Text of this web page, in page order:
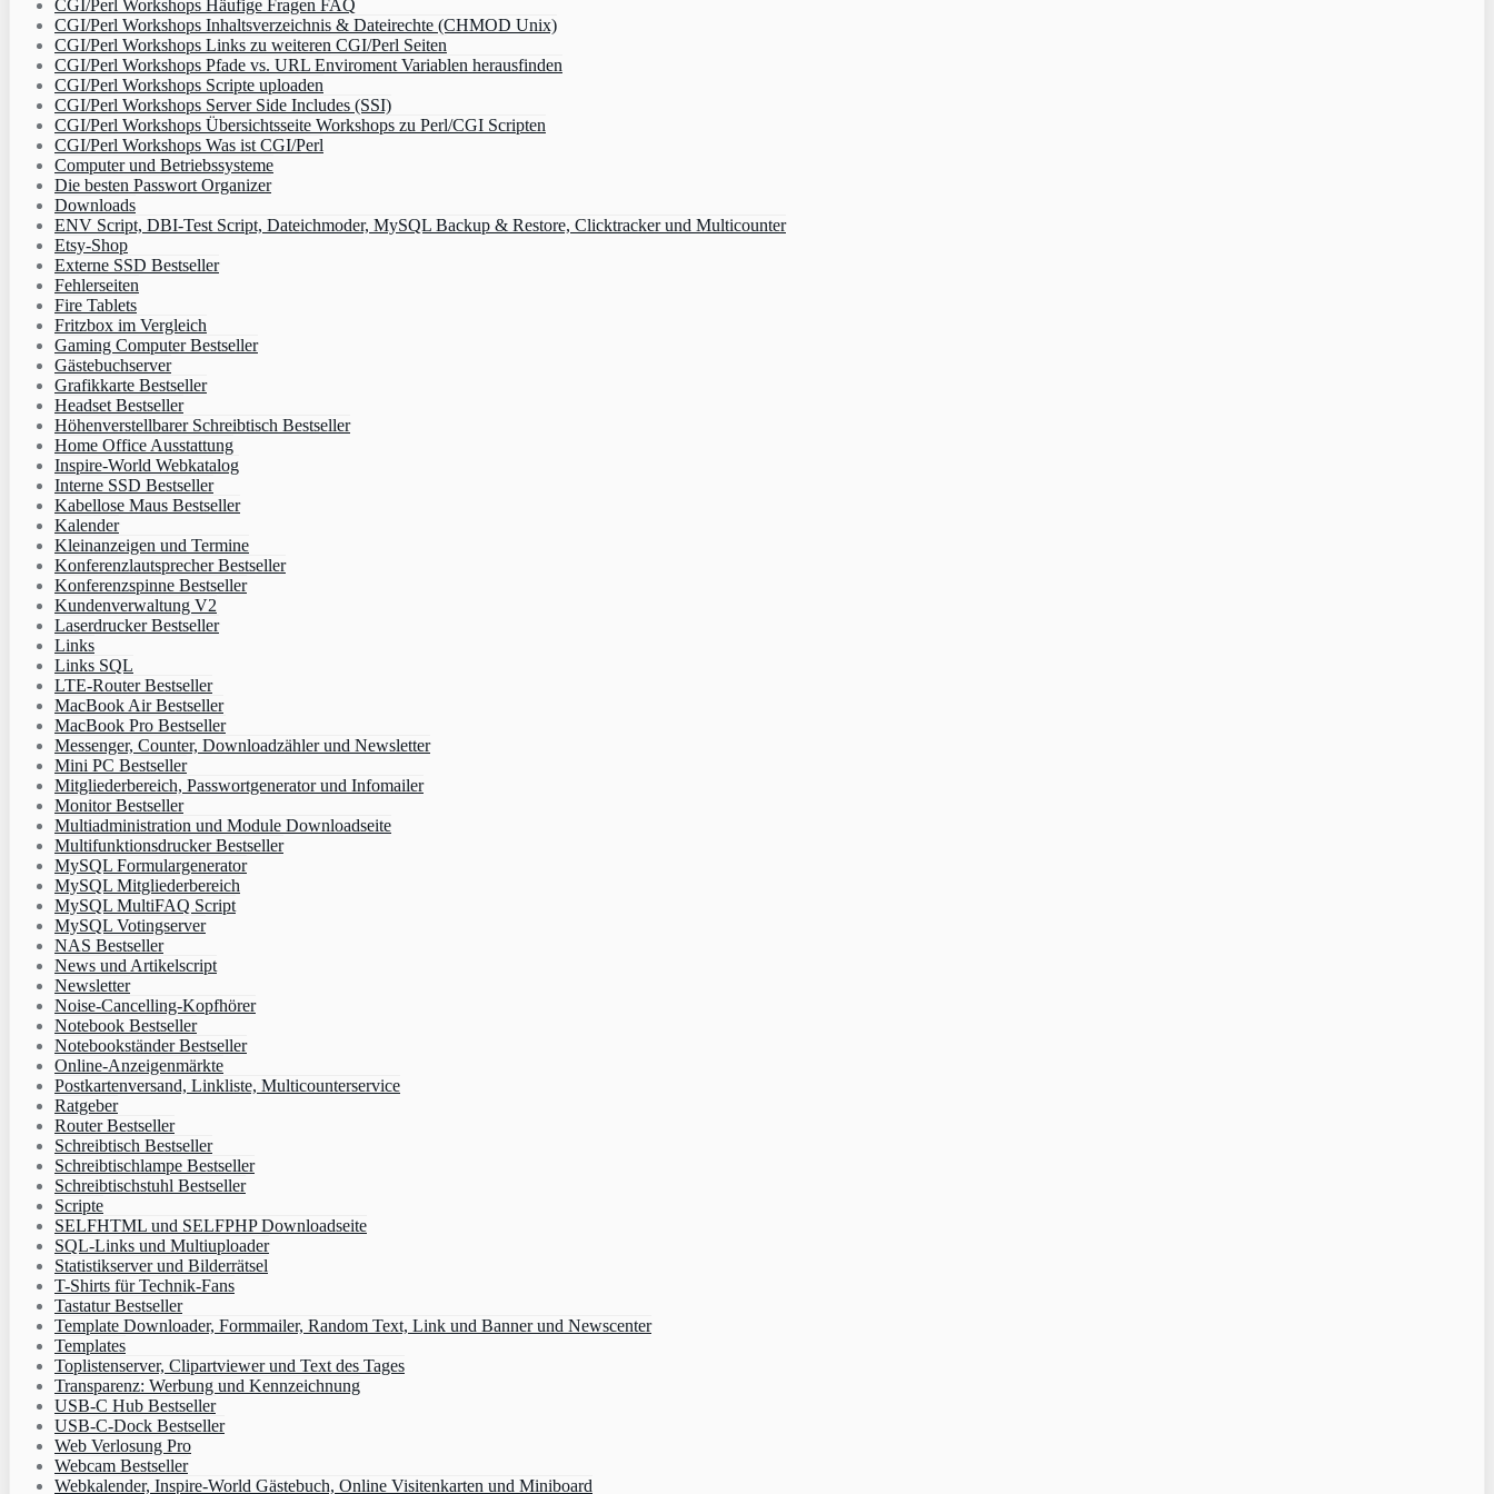
CGI/Perl Workshops Häufige Fragen FAQ
CGI/Perl Workshops Inhaltsverzeichnis & Dateirechte (CHMOD Unix)
CGI/Perl Workshops Links zu weiteren CGI/Perl Seiten
CGI/Perl Workshops Pfade vs. URL Enviroment Variablen herausfinden
CGI/Perl Workshops Scripte uploaden
CGI/Perl Workshops Server Side Includes (SSI)
CGI/Perl Workshops Übersichtsseite Workshops zu Perl/CGI Scripten
CGI/Perl Workshops Was ist CGI/Perl
Computer und Betriebssysteme
Die besten Passwort Organizer
Downloads
ENV Script, DBI-Test Script, Dateichmoder, MySQL Backup & Restore, Clicktracker und Multicounter
Etsy-Shop
Externe SSD Bestseller
Fehlerseiten
Fire Tablets
Fritzbox im Vergleich
Gaming Computer Bestseller
Gästebuchserver
Grafikkarte Bestseller
Headset Bestseller
Höhenverstellbarer Schreibtisch Bestseller
Home Office Ausstattung
Inspire-World Webkatalog
Interne SSD Bestseller
Kabellose Maus Bestseller
Kalender
Kleinanzeigen und Termine
Konferenzlautsprecher Bestseller
Konferenzspinne Bestseller
Kundenverwaltung V2
Laserdrucker Bestseller
Links
Links SQL
LTE-Router Bestseller
MacBook Air Bestseller
MacBook Pro Bestseller
Messenger, Counter, Downloadzähler und Newsletter
Mini PC Bestseller
Mitgliederbereich, Passwortgenerator und Infomailer
Monitor Bestseller
Multiadministration und Module Downloadseite
Multifunktionsdrucker Bestseller
MySQL Formulargenerator
MySQL Mitgliederbereich
MySQL MultiFAQ Script
MySQL Votingserver
NAS Bestseller
News und Artikelscript
Newsletter
Noise-Cancelling-Kopfhörer
Notebook Bestseller
Notebookständer Bestseller
Online-Anzeigenmärkte
Postkartenversand, Linkliste, Multicounterservice
Ratgeber
Router Bestseller
Schreibtisch Bestseller
Schreibtischlampe Bestseller
Schreibtischstuhl Bestseller
Scripte
SELFHTML und SELFPHP Downloadseite
SQL-Links und Multiuploader
Statistikserver und Bilderrätsel
T-Shirts für Technik-Fans
Tastatur Bestseller
Template Downloader, Formmailer, Random Text, Link und Banner und Newscenter
Templates
Toplistenserver, Clipartviewer und Text des Tages
Transparenz: Werbung und Kennzeichnung
USB-C Hub Bestseller
USB-C-Dock Bestseller
Web Verlosung Pro
Webcam Bestseller
Webkalender, Inspire-World Gästebuch, Online Visitenkarten und Miniboard